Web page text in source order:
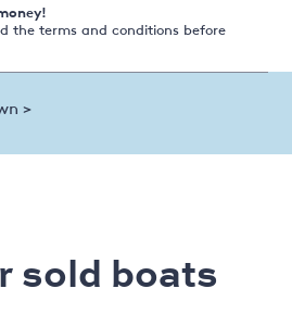
the terms and conditions before
>
sold boats